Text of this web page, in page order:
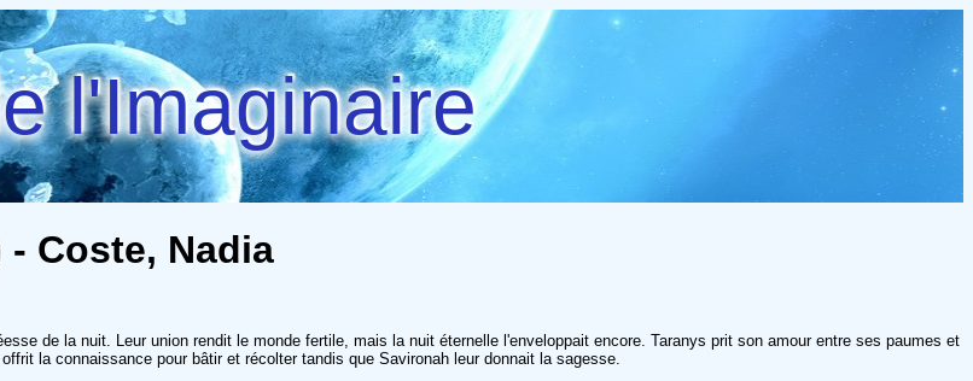
l'Imaginaire
Coste, Nadia
de la nuit. Leur union rendit le monde fertile, mais la nuit éternelle l'enveloppait encore. Taranys prit son amour entre ses paumes et
la connaissance pour bâtir et récolter tandis que Savironah leur donnait la sagesse.